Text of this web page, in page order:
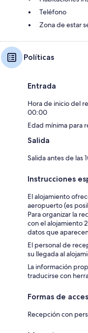
Teléfono
Zona de estar
Políticas
Entrada
Hora de inicio del
00:00
Edad mínima para
Salida
Salida antes de las
Instrucciones
El alojamiento
aeropuerto (es
Para organizar la
con el alojamiento
datos que
El personal de
su llegada al
La información
traducirse con
Formas de
Recepción con